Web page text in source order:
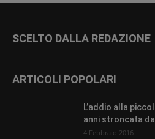
SCELTO DALLA REDAZIONE
ARTICOLI POPOLARI
L’addio alla
anni stroncata
4 Febbraio 2016